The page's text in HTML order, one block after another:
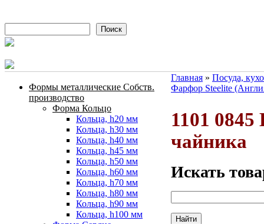
Форма поиска
Формы металлические Собств.
производство
Форма Кольцо
Кольца, h20 мм
Кольца, h30 мм
Кольца, h40 мм
Кольца, h45 мм
Кольца, h50 мм
Кольца, h60 мм
Кольца, h70 мм
Кольца, h80 мм
Кольца, h90 мм
Кольца, h100 мм
Вы здесь
Главная » Посуда,
Фарфор Steelite
1101
чайника
Искать